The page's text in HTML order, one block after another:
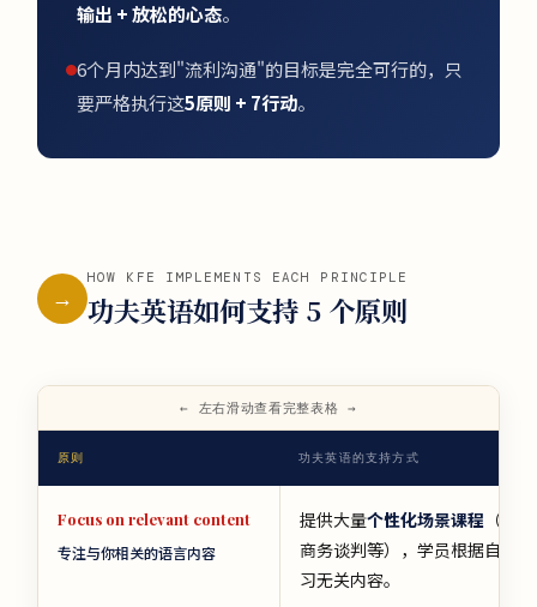
输出 + 放松的心态。
6个月内达到"流利沟通"的目标是完全可行的，只
要严格执行这5原则 + 7行动。
→
HOW KFE IMPLEMENTS EACH PRINCIPLE
功夫英语如何支持 5 个原则
原则 功夫英语的支持方式
Focus on relevant content
专注与你相关的语言内容
提供大量个性化场景课程 （职
商务谈判等），学员根据自身
习无关内容。